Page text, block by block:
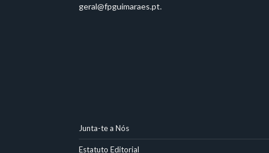
geral@fpguimaraes.pt.
Junta-te a Nós
Estatuto Editorial